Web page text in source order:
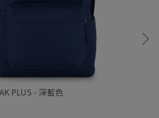
PLUS - 深藍色